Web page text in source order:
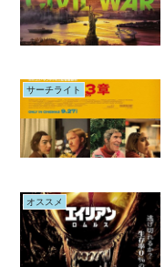
サーチライト
オススメ